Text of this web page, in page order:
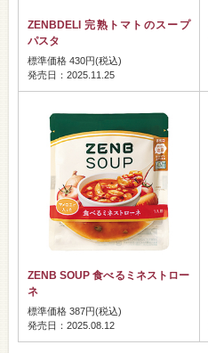
ZENBDELI 完熟トマトのスープ
パスタ
標準価格 430円(税込)
発売日：2025.11.25
ZENB SOUP 食べるミネストロー
ネ
標準価格 387円(税込)
発売日：2025.08.12